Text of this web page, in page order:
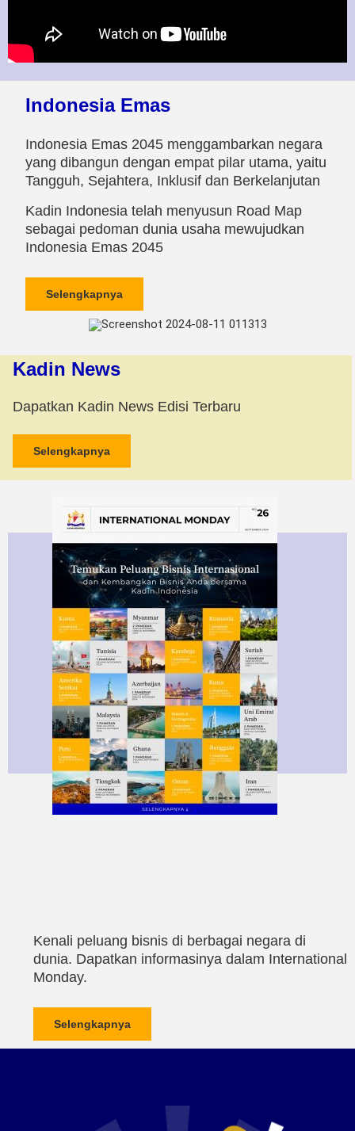
Indonesia Emas
Indonesia Emas 2045 menggambarkan negara
yang dibangun dengan empat pilar utama, yaitu
Tangguh, Sejahtera, Inklusif dan Berkelanjutan
Kadin Indonesia telah menyusun Road Map
sebagai pedoman dunia usaha mewujudkan
Indonesia Emas 2045
Selengkapnya
Kadin News
Dapatkan Kadin News Edisi Terbaru
Selengkapnya
Kenali peluang bisnis di berbagai negara di
dunia. Dapatkan informasinya dalam International
Monday.
Selengkapnya